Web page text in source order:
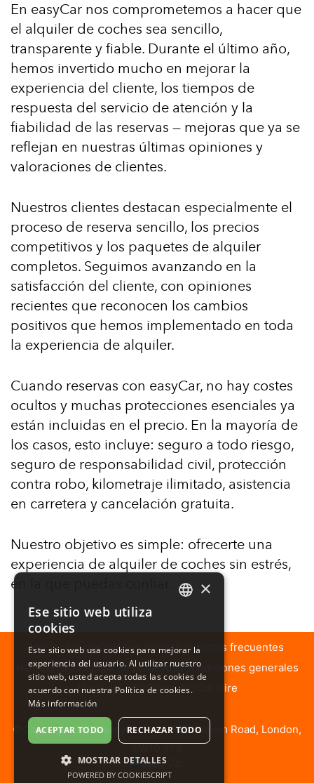
En easyCar nos comprometemos a hacer que
el alquiler de coches sea sencillo,
transparente y fiable. Durante el último año,
hemos invertido mucho en mejorar la
experiencia del cliente, los tiempos de
respuesta del servicio de atención y la
fiabilidad de las reservas — mejoras que ya se
reflejan en nuestras últimas opiniones y
valoraciones de clientes.
Nuestros clientes destacan especialmente el
proceso de reserva sencillo, los precios
competitivos y los paquetes de alquiler
completos. Seguimos avanzando en la
satisfacción del cliente, con opiniones
recientes que reconocen los cambios
positivos que hemos implementado en toda
la experiencia de alquiler.
Cuando reservas con easyCar, no hay costes
ocultos y muchas protecciones esenciales ya
están incluidas en el precio. En la mayoría de
los casos, esto incluye: seguro a todo riesgo,
seguro de responsabilidad civil, protección
contra robo, kilometraje ilimitado, asistencia
en carretera y cancelación gratuita.
Nuestro objetivo es simple: ofrecerte una
experiencia de alquiler de coches sin estrés,
en la que puedas confiar.
Ver la reservaQuiénes somosPreguntas frecuentes
Historia fácil Política de privacidadCondiciones generales
Mapa del sitio Contactos Car Hire
©Copyright 2026 easyCar.com, 168 Fulham Road, London,
SW10 9PR
SPANISH
FRENCH
GREEK
ITALIAN
×
Ese sitio web utiliza
cookies
Este sitio web usa cookies para mejorar la
experiencia del usuario. Al utilizar nuestro
sitio web, usted acepta todas las cookies de
acuerdo con nuestra Política de cookies.
Más información
ACEPTAR TODO RECHAZAR TODO
MOSTRAR DETALLES
POWERED BY COOKIESCRIPT